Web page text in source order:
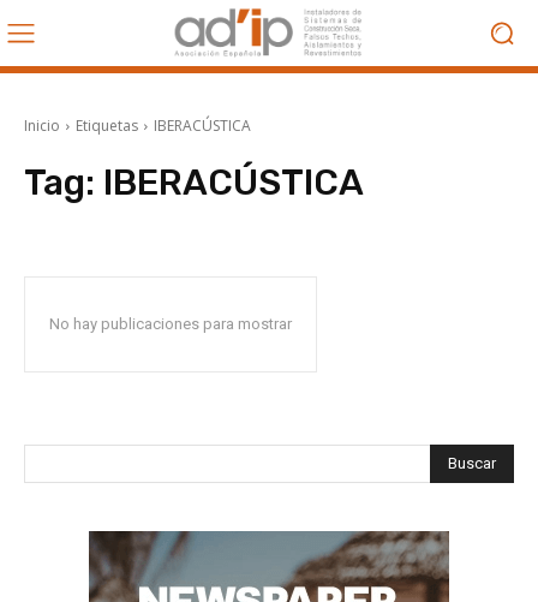
Inicio Etiquetas IBERACÚSTICA
Tag: IBERACÚSTICA
No hay publicaciones para mostrar
Buscar